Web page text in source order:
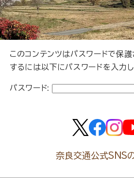
このコンテンツはパスワードで保
するには以下にパスワードを入力し
パスワード:
奈良交通公式SNS